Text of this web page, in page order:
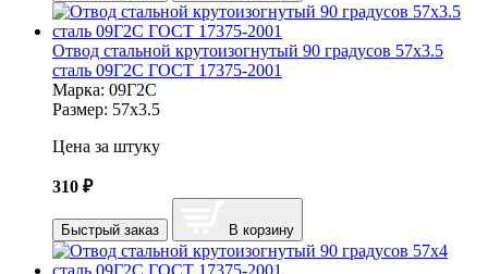
Отвод стальной крутоизогнутый 90 градусов 57х3.5
сталь 09Г2С ГОСТ 17375-2001
Марка: 09Г2С
Размер: 57х3.5
Цена за штуку
310 ₽
Быстрый заказ В корзину